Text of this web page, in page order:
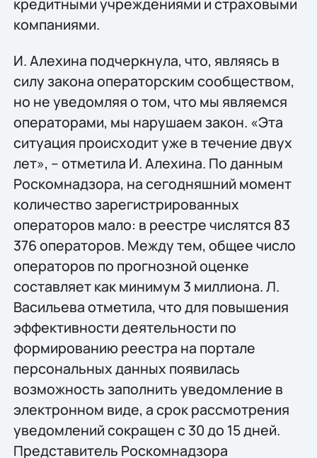
компаниями.
И. Алехина подчеркнула, что, являясь в
силу закона операторским сообществом,
но не уведомляя о том, что мы являемся
операторами, мы нарушаем закон. «Эта
ситуация происходит уже в течение двух
лет», – отметила И. Алехина. По данным
Роскомнадзора, на сегодняшний момент
количество зарегистрированных
операторов мало: в реестре числятся 83
376 операторов. Между тем, общее число
операторов по прогнозной оценке
составляет как минимум 3 миллиона. Л.
Васильева отметила, что для повышения
эффективности деятельности по
формированию реестра на портале
персональных данных появилась
возможность заполнить уведомление в
электронном виде, а срок рассмотрения
уведомлений сокращен с 30 до 15 дней.
Представитель Роскомнадзора